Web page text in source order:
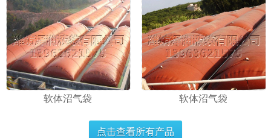
软体沼气袋 软体沼气袋
点击查看所有产品